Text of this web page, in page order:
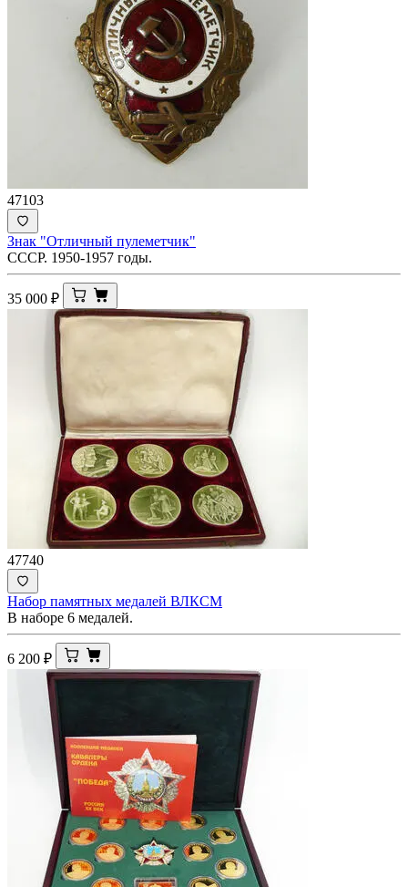
47103
Знак "Отличный пулеметчик"
СССР. 1950-1957 годы.
35 000 ₽
47740
Набор памятных медалей ВЛКСМ
В наборе 6 медалей.
6 200 ₽